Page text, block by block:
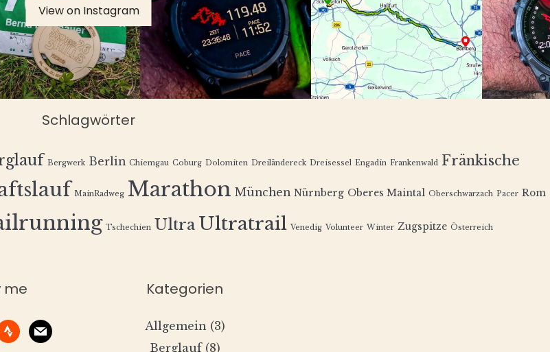
View on Instagram
Schlagwörter
Bergwerk Berlin Chiemgau Coburg Dolomiten Dreiländereck Dreisessel Engadin Frankenwald Fränkische
MainRadweg Marathon München Nürnberg Oberes Maintal Oberschwarzach Pacer Rom
Tschechien Ultra Ultratrail Venedig Volunteer Winter Zugspitze Österreich
me
mail
Kategorien
Allgemein (3)
Berglauf(8)